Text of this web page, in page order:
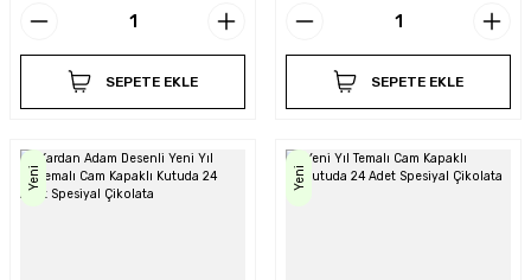
SEPETE EKLE SEPETE EKLE
Yeni Yeni